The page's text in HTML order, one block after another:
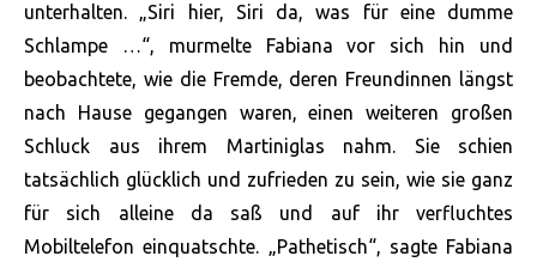
unterhalten. „Siri hier, Siri da, was für eine dumme
Schlampe …“, murmelte Fabiana vor sich hin und
beobachtete, wie die Fremde, deren Freundinnen längst
nach Hause gegangen waren, einen weiteren großen
Schluck aus ihrem Martiniglas nahm. Sie schien
tatsächlich glücklich und zufrieden zu sein, wie sie ganz
für sich alleine da saß und auf ihr verfluchtes
Mobiltelefon einquatschte. „Pathetisch“, sagte Fabiana